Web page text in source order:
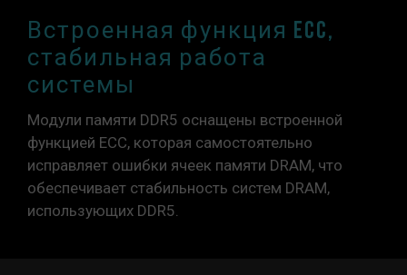
Встроенная функция ECC,
стабильная работа
системы
Модули памяти DDR5 оснащены встроенной
функцией ECC, которая самостоятельно
исправляет ошибки ячеек памяти DRAM, что
обеспечивает стабильность систем DRAM,
использующих DDR5.